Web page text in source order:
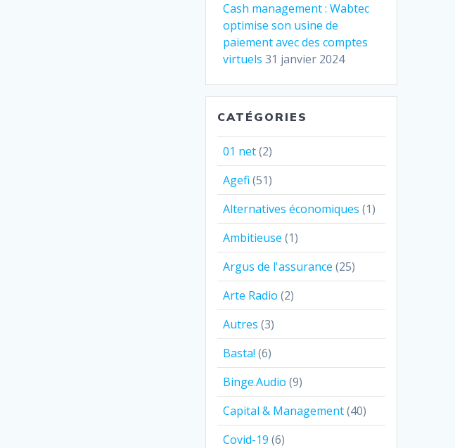
Cash management : Wabtec
optimise son usine de
paiement avec des comptes
virtuels 31 janvier 2024
CATÉGORIES
01 net(2)
Agefi (51)
Alternatives économiques (1)
Ambitieuse (1)
Argus de l'assurance (25)
Arte Radio (2)
Autres (3)
Basta! (6)
Binge.Audio (9)
Capital & Management(40)
Covid-19 (6)